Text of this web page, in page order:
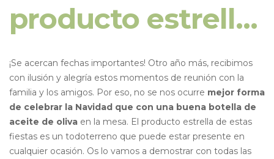
producto estrella
para esta Navidad
¡Se acercan fechas importantes! Otro año más, recibimos
con ilusión y alegría estos momentos de reunión con la
familia y los amigos. Por eso, no se nos ocurre mejor forma
de celebrar la Navidad que con una buena botella de
aceite de oliva en la mesa. El producto estrella de estas
fiestas es un todoterreno que puede estar presente en
cualquier ocasión. Os lo vamos a demostrar con todas las